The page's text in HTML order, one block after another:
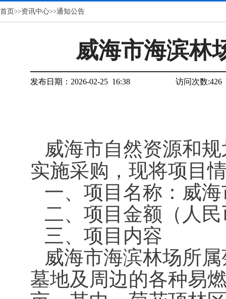
首页>>资讯中心>>通知公告
威海市海滨林
发布日期：2026-02-25 16:38 访问次数:426
威海市自然资源和
实施采购，现将项目
一、项目名称：威
二、项目金额（人
三、项目内容
威海市海滨林场所
墓地及周边的各种易